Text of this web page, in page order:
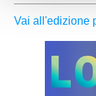
Vai all'edizione